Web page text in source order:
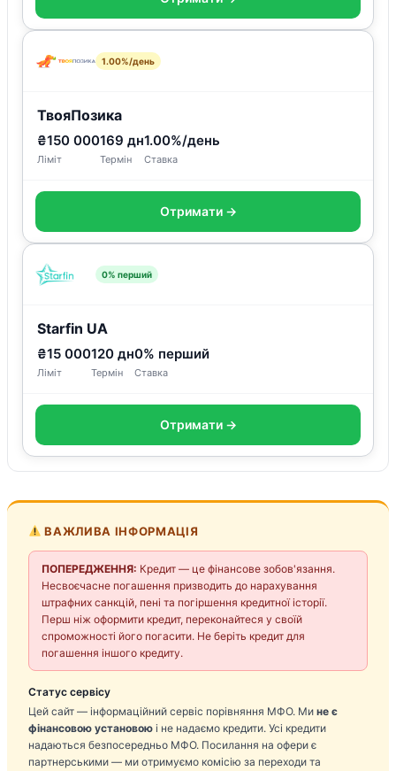
1.00%/день
ТвояПозика
₴150 000
Ліміт
169 дн
Термін
1.00%/день
Ставка
Отримати →
0% перший
Starfin UA
₴15 000
Ліміт
120 дн
Термін
0% перший
Ставка
Отримати →
ВАЖЛИВА ІНФОРМАЦІЯ
ПОПЕРЕДЖЕННЯ: Кредит — це фінансове зобов'язання.
Несвоєчасне погашення призводить до нарахування
штрафних санкцій, пені та погіршення кредитної історії.
Перш ніж оформити кредит, переконайтеся у своїй
спроможності його погасити. Не беріть кредит для
погашення іншого кредиту.
Статус сервісу
Цей сайт — інформаційний сервіс порівняння МФО. Ми не є
фінансовою установою і не надаємо кредити. Усі кредити
надаються безпосередньо МФО. Посилання на офери є
партнерськими — ми отримуємо комісію за переходи та